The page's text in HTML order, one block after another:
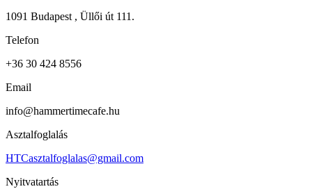
1091 Budapest , Üllői út 111.
Telefon
+36 30 424 8556
Email
info@hammertimecafe.hu
Asztalfoglalás
HTCasztalfoglalas@gmail.com
Nyitvatartás